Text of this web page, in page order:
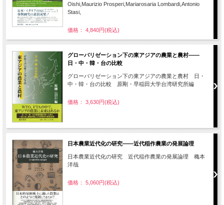
Oishi,Maurizio Prosperi,Mariarosaria Lombardi,Antonio
Stasi,
価格： 4,840円(税込)
グローバリゼーション下の東アジアの農業と農村――
日・中・韓・台の比較
グローバリゼーション下の東アジアの農業と農村 日・
中・韓・台の比較 原剛・早稲田大学台湾研究所編
価格： 3,630円(税込)
日本農業近代化の研究――近代稲作農業の発展論理
日本農業近代化の研究 近代稲作農業の発展論理 穐本
洋哉
価格： 5,060円(税込)